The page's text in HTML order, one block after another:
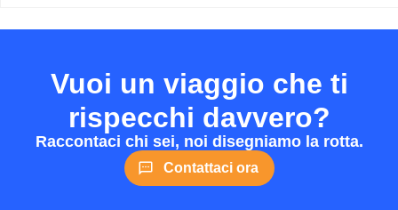
Vuoi un viaggio che ti
rispecchi davvero?
Raccontaci chi sei, noi disegniamo la rotta.
Contattaci ora